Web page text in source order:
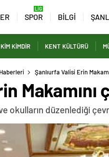
SPOR BİLGİ
KİM KİMDİR KENT KÜLTÜRÜ
Şanlıurfa Valisi Erin
ve okulların düzenlediği